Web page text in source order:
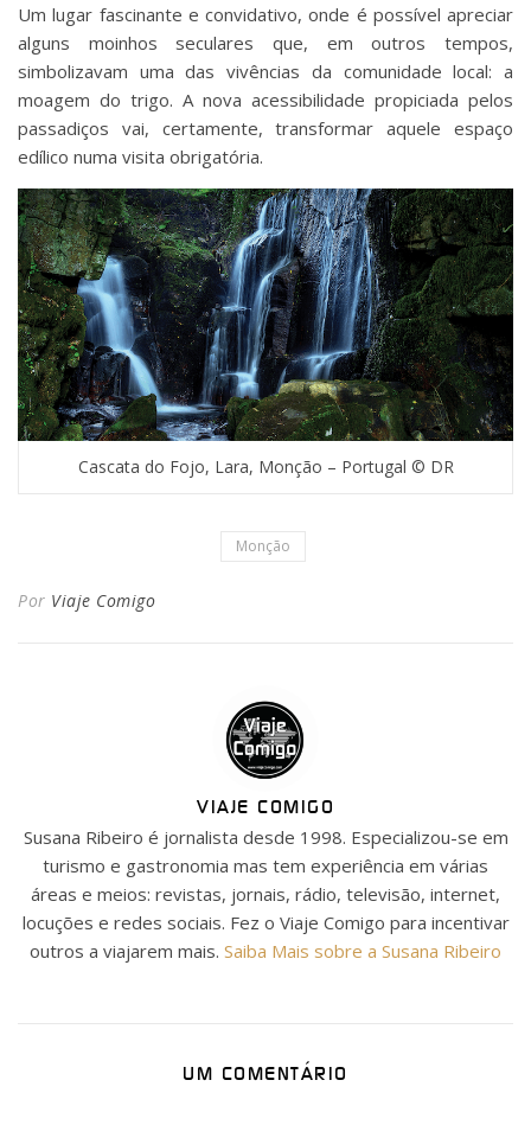
Um lugar fascinante e convidativo, onde é possível apreciar
alguns moinhos seculares que, em outros tempos,
simbolizavam uma das vivências da comunidade local: a
moagem do trigo. A nova acessibilidade propiciada pelos
passadiços vai, certamente, transformar aquele espaço
edílico numa visita obrigatória.
Cascata do Fojo, Lara, Monção – Portugal © DR
Monção
Por Viaje Comigo
VIAJE COMIGO
Susana Ribeiro é jornalista desde 1998. Especializou-se em
turismo e gastronomia mas tem experiência em várias
áreas e meios: revistas, jornais, rádio, televisão, internet,
locuções e redes sociais. Fez o Viaje Comigo para incentivar
outros a viajarem mais. Saiba Mais sobre a Susana Ribeiro
UM COMENTÁRIO